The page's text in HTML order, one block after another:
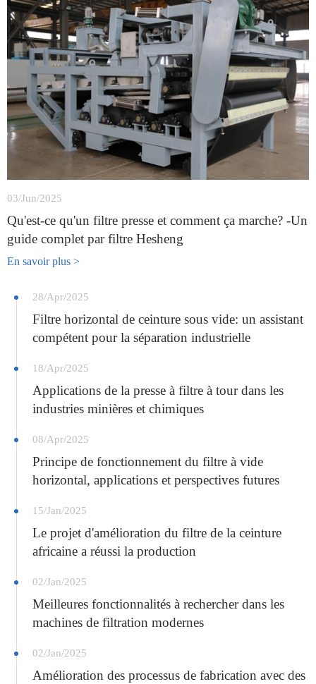
03/Jun/2025
Qu'est-ce qu'un filtre presse et comment ça marche? -Un
guide complet par filtre Hesheng
En savoir plus >
28/Apr/2025
Filtre horizontal de ceinture sous vide: un assistant
compétent pour la séparation industrielle
18/Apr/2025
Applications de la presse à filtre à tour dans les
industries minières et chimiques
08/Apr/2025
Principe de fonctionnement du filtre à vide
horizontal, applications et perspectives futures
15/Jan/2025
Le projet d'amélioration du filtre de la ceinture
africaine a réussi la production
02/Jan/2025
Meilleures fonctionnalités à rechercher dans les
machines de filtration modernes
02/Jan/2025
Amélioration des processus de fabrication avec des